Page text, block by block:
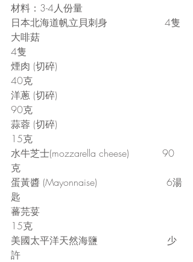
材料：3-4人份量
日本北海道帆立貝刺身                   4隻
大啡菇
4隻
煙肉 (切碎)
40克
洋蔥 (切碎)
90克
蒜蓉 (切碎)
15克
水牛芝士(mozzarella cheese)           90
克
蛋黃醬 (Mayonnaise)                       6湯
匙
蕃芫荽
15克
美國太平洋天然海鹽                       少
許